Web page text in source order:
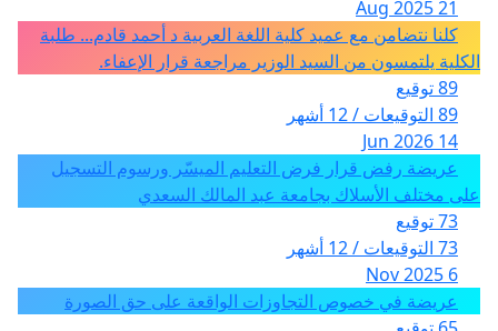
21 Aug 2025
كلنا نتضامن مع عميد كلية اللغة العربية د أحمد قادم... طلبة
الكلية يلتمسون من السيد الوزير مراجعة قرار الإعفاء.
89 توقيع
89 التوقيعات / 12 أشهر
14 Jun 2026
عريضة رفض قرار فرض التعليم الميسّر ورسوم التسجيل
على مختلف الأسلاك بجامعة عبد المالك السعدي
73 توقيع
73 التوقيعات / 12 أشهر
6 Nov 2025
عريضة في خصوص التجاوزات الواقعة على حق الصورة